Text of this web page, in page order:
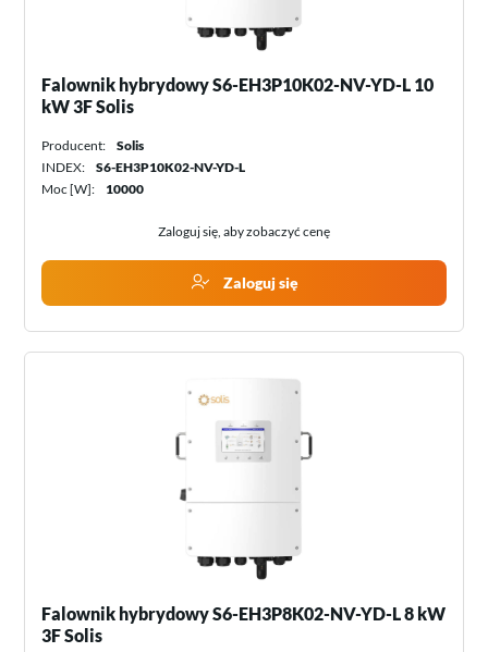
Falownik hybrydowy S6-EH3P10K02-NV-YD-L 10
kW 3F Solis
Producent:
Solis
INDEX:
S6-EH3P10K02-NV-YD-L
Moc [W]:
10000
Zaloguj się, aby zobaczyć cenę
Zaloguj się
Falownik hybrydowy S6-EH3P8K02-NV-YD-L 8 kW
3F Solis